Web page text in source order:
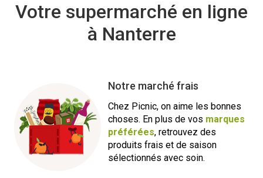
Votre supermarché en ligne
à Nanterre
Notre marché frais
Chez Picnic, on aime les bonnes
choses. En plus de vos marques
préférées, retrouvez des
produits frais et de saison
sélectionnés avec soin.